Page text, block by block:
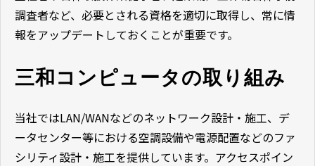
調査者など、必要とされる資格を適切に取得し、常に情
報をアップデートしておくことが重要です。
三和コンピュータの取り組み
当社ではLAN/WANなどのネットワーク設計・施工、デ
ータセンター等における空調設備や電源配置などのファ
シリティ設計・施工を提供しています。アクセスポイン